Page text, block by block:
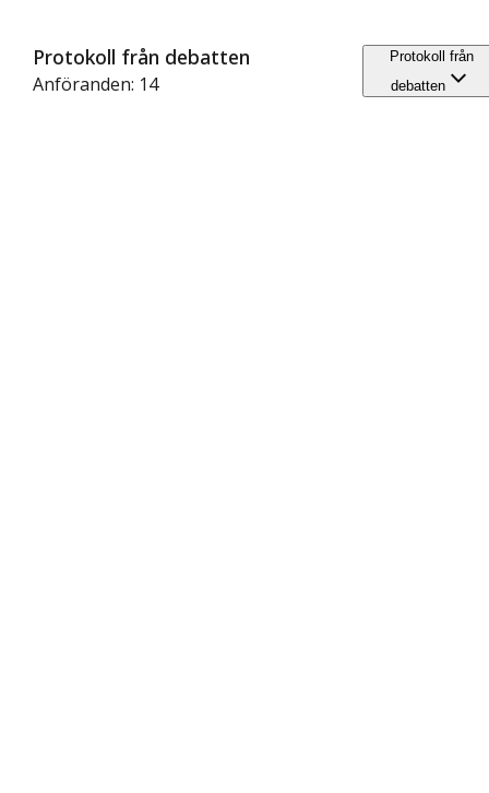
Protokoll från debatten
Anföranden: 14
Protokoll från
debatten